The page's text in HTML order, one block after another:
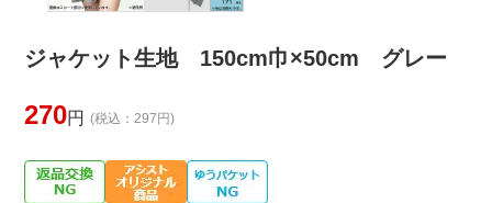
ジャケット生地 150cm巾×50cm グレー
270円 (税込：297円)